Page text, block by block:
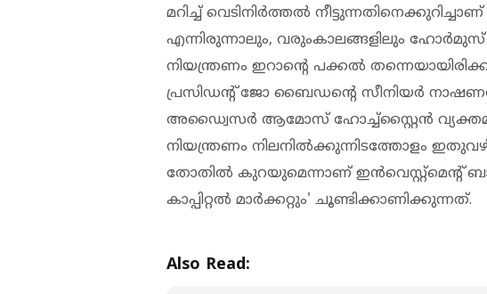
മറിച്ച് വെടിനിർത്തൽ
എന്നിരുന്നാലും, വരുംകാലങ്ങളിലും ഹോർമുസ്
നിയന്ത്രണം ഇറാന്റെ പക്കൽ
പ്രസിഡന്റ് ജോ ബൈഡന്റെ സീനിയർ
അഡ്വൈസർ ആമോസ് ഹോച്ച്‌സ്റ്റൈൻ
നിയന്ത്രണം നിലനിൽക്കുന്നിടത്തോളം
തോതില്‍ കുറയുമെന്നാണ് ഇന്‍വെസ്റ്റ്മെന്‍റ്
കാപ്പിറ്റൽ മാർക്കറ്റും' ചൂണ്ടിക്കാണിക്കുന്നത്.
Also Read: